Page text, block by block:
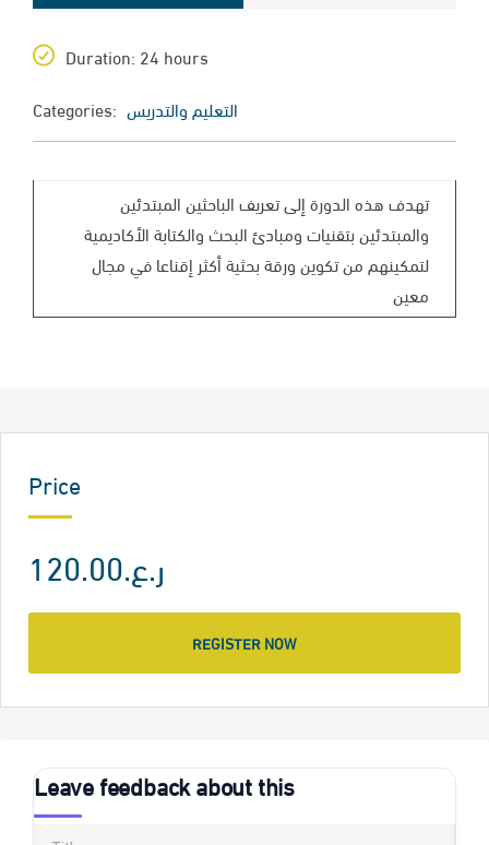
Duration: 24 hours
Categories: التعليم والتدريس
تهدف هذه الدورة إلى تعريف الباحثين المبتدئين
والمبتدئين بتقنيات ومبادئ البحث والكتابة الأكاديمية
لتمكينهم من تكوين ورقة بحثية أكثر إقناعا في مجال
معين
Price
ر.ع.120.00
REGISTER NOW
Leave feedback about this